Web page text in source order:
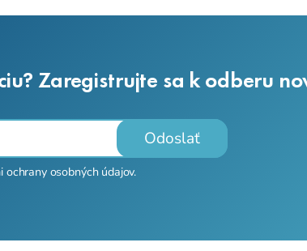
Zaregistrujte sa k odberu
Odoslať
ochrany osobných údajov.